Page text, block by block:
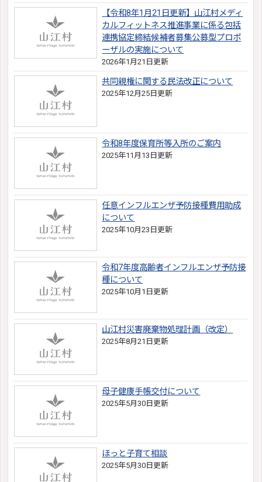
【令和8年1月21日更新】山江村メディ
カルフィットネス推進事業に係る包括
連携協定締結候補者募集公募型プロポ
ーザルの実施について
2026年1月21日更新
共同親権に関する民法改正について
2025年12月25日更新
令和8年度保育所等入所のご案内
2025年11月13日更新
任意インフルエンザ予防接種費用助成
について
2025年10月23日更新
令和7年度高齢者インフルエンザ予防接
種について
2025年10月1日更新
山江村災害廃棄物処理計画（改定）
2025年8月21日更新
母子健康手帳交付について
2025年5月30日更新
ほっと子育て相談
2025年5月30日更新